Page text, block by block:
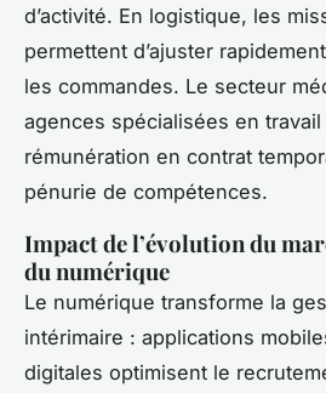
d’activité. En logistique, les
permettent d’ajuster
les commandes. Le secteur
agences spécialisées en
rémunération en contrat
pénurie de compétences.
Impact de l’évolution du
du numérique
Le numérique transforme la
intérimaire : applications
digitales optimisent le